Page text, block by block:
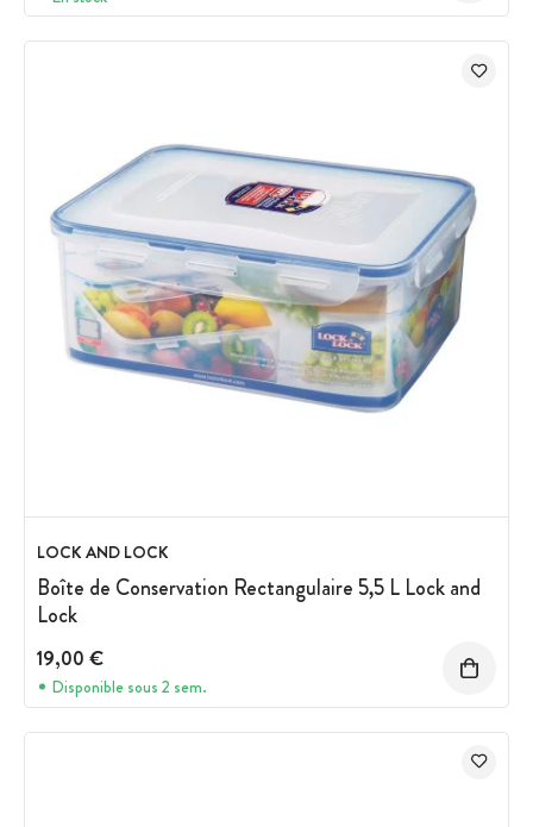
LOCK AND LOCK
Boîte de Conservation Rectangulaire 5,5 L Lock and
Lock
19,00 €
Disponible sous 2 sem.